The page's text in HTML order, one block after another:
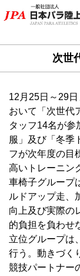
次世
12月25日～29
おいて「次世代
タッフ14名が参
服」及び「冬季
フが次年度の目
高いトレーニン
車椅子グループ
ルドアップ走、
向上及び実際の
的負担を負わせ
立位グループは
行う。動きづく
競技パートナー